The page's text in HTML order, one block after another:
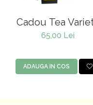
Cadou Tea
65,00 Lei
ADAUGA IN COS